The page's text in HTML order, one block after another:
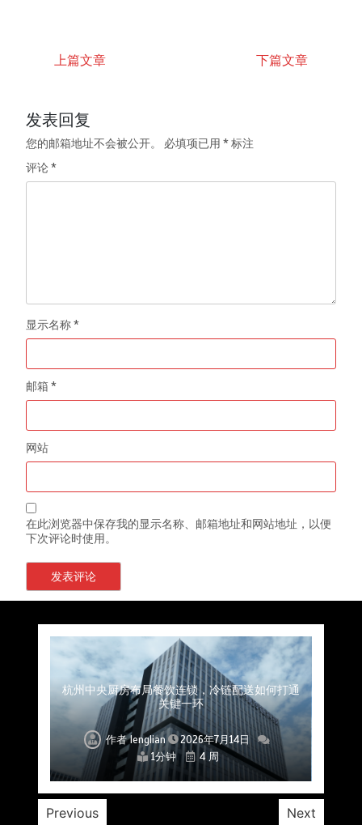
上篇文章 下篇文章
发表回复
您的邮箱地址不会被公开。 必填项已用*标注
评论*
显示名称*
邮箱*
网站
在此浏览器中保存我的显示名称、邮箱地址和网站地址，以便
下次评论时使用。
上海餐饮连锁加速，冷链配送如何破解冻品食材
流通难题？
作者lenglian
2026年7月14日
1分钟
4 周
杭州中央厨房布局餐饮连锁，冷链配送如何打通
关键一环
作者lenglian
2026年7月14日
1分钟
4 周
北京餐饮企业如何选择冷链公司？
作者lenglian
2026年7月14日
1分钟
4 周
深圳冷链物流如何护航餐饮连锁？冻品食材流通
全解析
作者lenglian
2026年7月14日
1分钟
4 周
北京餐饮仓配一体化的核心价值与落地实践解析
作者lenglian
2026年7月14日
1分钟
4 周
武汉冻品配送三要素：控温、时效、低成本如何
兼得？
作者lenglian
2026年7月14日
1分钟
4 周
重庆冷链布局解冻食材运输密码，餐饮连锁如何
稳控品质？
作者lenglian
2026年7月14日
1分钟
4 周
Previous Next